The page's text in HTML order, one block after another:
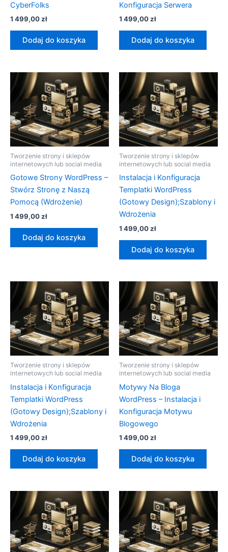
CyberFolks
1 499,00zł
Dodaj do koszyka
Konfiguracja Serwera
1 499,00zł
Dodaj do koszyka
Tworzenie strony i sklepów
internetowych lub social media
Gotowe Strony WordPress –
Stwórz Stronę z Naszą
Pomocą (Wdrożenie)
1 499,00zł
Dodaj do koszyka
Tworzenie strony i sklepów
internetowych lub social media
Instalacja i Konfiguracja
Templatki WordPress
(Gotowy Design);Szablony i
Wdrożenia
1 499,00zł
Dodaj do koszyka
Tworzenie strony i sklepów
internetowych lub social media
Instalacja i Konfiguracja
Templatki WordPress
(Gotowy Design);Szablony i
Wdrożenia
1 499,00zł
Dodaj do koszyka
Tworzenie strony i sklepów
internetowych lub social media
Motywy Na Bloga
WordPress – Instalacja i
Konfiguracja Motywu
Blogowego
1 499,00zł
Dodaj do koszyka